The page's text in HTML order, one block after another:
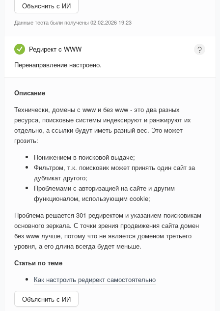
Объяснить с ИИ
Данные теста были получены 02.02.2026 19:23
Редирект c WWW
Перенаправление настроено.
Описание
Технически, домены с www и без www - это два разных
ресурса, поисковые системы индексируют и ранжируют их
отдельно, а ссылки будут иметь разный вес. Это может
грозить:
Понижением в поисковой выдаче;
Фильтром, т.к. поисковик может принять один сайт за
дубликат другого;
Проблемами с авторизацией на сайте и другим
функционалом, использующим cookie;
Проблема решается 301 редиректом и указанием поисковикам
основного зеркала. С точки зрения продвижения сайта домен
без www лучше, потому что не является доменом третьего
уровня, а его длина всегда будет меньше.
Статьи по теме
Как настроить редирект самостоятельно
Объяснить с ИИ